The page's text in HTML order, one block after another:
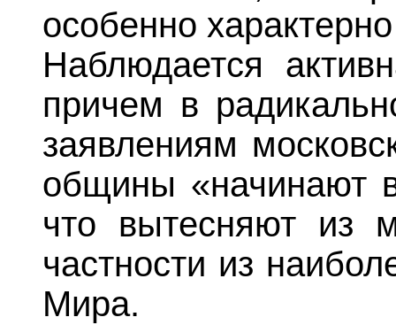
особенно
Наблюдается
причем в
заявлениям
общины «начинают
что вытесняют из
частности из
Мира.